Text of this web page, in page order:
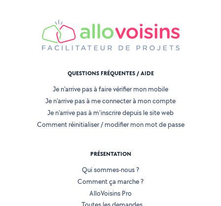
QUESTIONS FRÉQUENTES / AIDE
Je n'arrive pas à faire vérifier mon mobile
Je n'arrive pas à me connecter à mon compte
Je n'arrive pas à m'inscrire depuis le site web
Comment réinitialiser / modifier mon mot de passe
PRÉSENTATION
Qui sommes-nous ?
Comment ça marche ?
AlloVoisins Pro